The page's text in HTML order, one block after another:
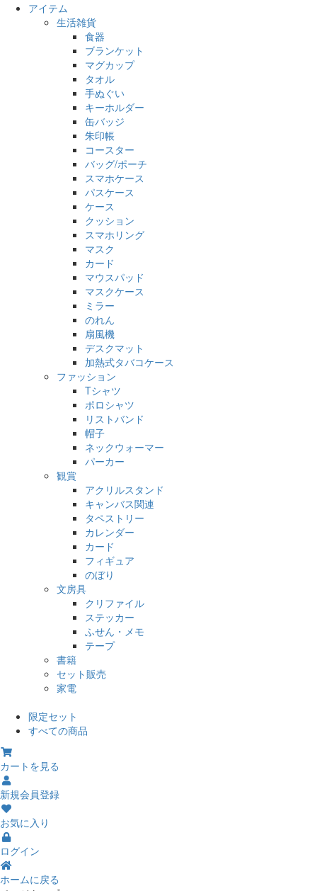
アイテム
生活雑貨
食器
ブランケット
マグカップ
タオル
手ぬぐい
キーホルダー
缶バッジ
朱印帳
コースター
バッグ/ポーチ
スマホケース
パスケース
ケース
クッション
スマホリング
マスク
カード
マウスパッド
マスクケース
ミラー
のれん
扇風機
デスクマット
加熱式タバコケース
ファッション
Tシャツ
ポロシャツ
リストバンド
帽子
ネックウォーマー
パーカー
観賞
アクリルスタンド
キャンバス関連
タペストリー
カレンダー
カード
フィギュア
のぼり
文房具
クリファイル
ステッカー
ふせん・メモ
テープ
書籍
セット販売
家電
限定セット
すべての商品
カートを見る
新規会員登録
お気に入り
ログイン
ホームに戻る